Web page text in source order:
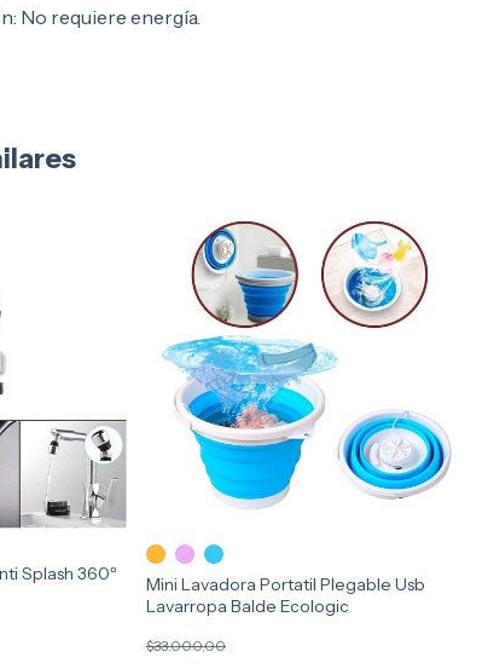
No requiere energía.
Splash 360º
Mini Lavadora Portatil Plegable Usb
Lavarropa Balde Ecologic
$33.000,00